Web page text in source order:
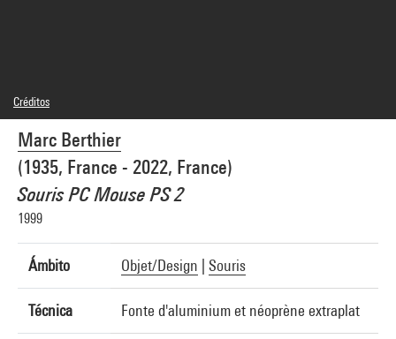
Marc Berthier
(1935, France - 2022, France)
Souris PC Mouse PS 2
1999
Ámbito Objet/Design Souris
Técnica Fonte d'aluminium et néoprène extraplat
Créditos
© Marc Berthier
Créditos fotográficos : Jean-Claude Planchet - Centre Pompidou, MNAM-CCI
Referencia de la imagen : 4R05994 [2000 CX 6240]